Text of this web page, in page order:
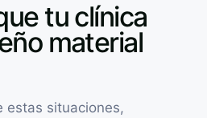
tu clínica
material
estas situaciones,